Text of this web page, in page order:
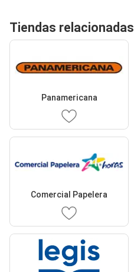
Tiendas relacionadas
Panamericana
Comercial Papelera